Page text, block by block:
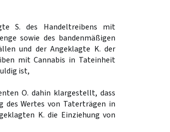
S. des Handeltreibens mit
sowie des bandenmäßigen
und der Angeklagte K. der
mit Cannabis in Tateinheit
ist,
O. dahin klargestellt, dass
des Wertes von Taterträgen in
K. die Einziehung von